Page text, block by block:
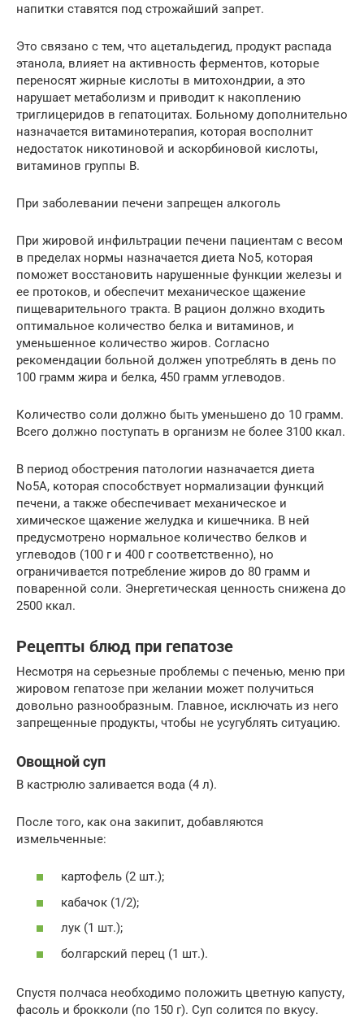
напитки ставятся под строжайший запрет.
Это связано с тем, что ацетальдегид, продукт распада
этанола, влияет на активность ферментов, которые
переносят жирные кислоты в митохондрии, а это
нарушает метаболизм и приводит к накоплению
триглицеридов в гепатоцитах. Больному дополнительно
назначается витаминотерапия, которая восполнит
недостаток никотиновой и аскорбиновой кислоты,
витаминов группы В.
При заболевании печени запрещен алкоголь
При жировой инфильтрации печени пациентам с весом
в пределах нормы назначается диета No5, которая
поможет восстановить нарушенные функции железы и
ее протоков, и обеспечит механическое щажение
пищеварительного тракта. В рацион должно входить
оптимальное количество белка и витаминов, и
уменьшенное количество жиров. Согласно
рекомендации больной должен употреблять в день по
100 грамм жира и белка, 450 грамм углеводов.
Количество соли должно быть уменьшено до 10 грамм.
Всего должно поступать в организм не более 3100 ккал.
В период обострения патологии назначается диета
No5А, которая способствует нормализации функций
печени, а также обеспечивает механическое и
химическое щажение желудка и кишечника. В ней
предусмотрено нормальное количество белков и
углеводов (100 г и 400 г соответственно), но
ограничивается потребление жиров до 80 грамм и
поваренной соли. Энергетическая ценность снижена до
2500 ккал.
Рецепты блюд при гепатозе
Несмотря на серьезные проблемы с печенью, меню при
жировом гепатозе при желании может получиться
довольно разнообразным. Главное, исключать из него
запрещенные продукты, чтобы не усугублять ситуацию.
Овощной суп
В кастрюлю заливается вода (4 л).
После того, как она закипит, добавляются
измельченные:
картофель (2 шт.);
кабачок (1/2);
лук (1 шт.);
болгарский перец (1 шт.).
Спустя полчаса необходимо положить цветную капусту,
фасоль и брокколи (по 150 г). Суп солится по вкусу.